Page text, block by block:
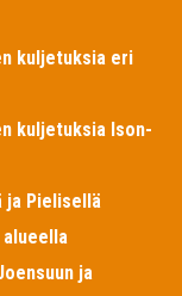
kuljetuksia eri
kuljetuksia Ison-
ja Pielisellä
ja